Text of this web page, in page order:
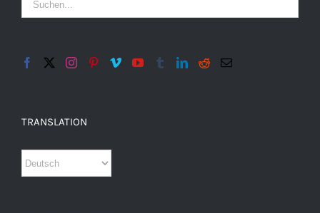
TRANSLATION